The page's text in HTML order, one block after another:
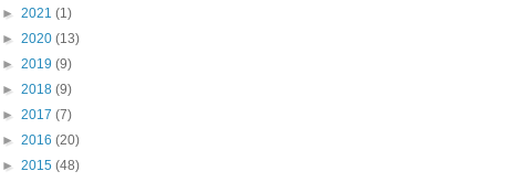
► 2021 (1)
► 2020 (13)
► 2019 (9)
► 2018 (9)
► 2017 (7)
► 2016 (20)
► 2015 (48)